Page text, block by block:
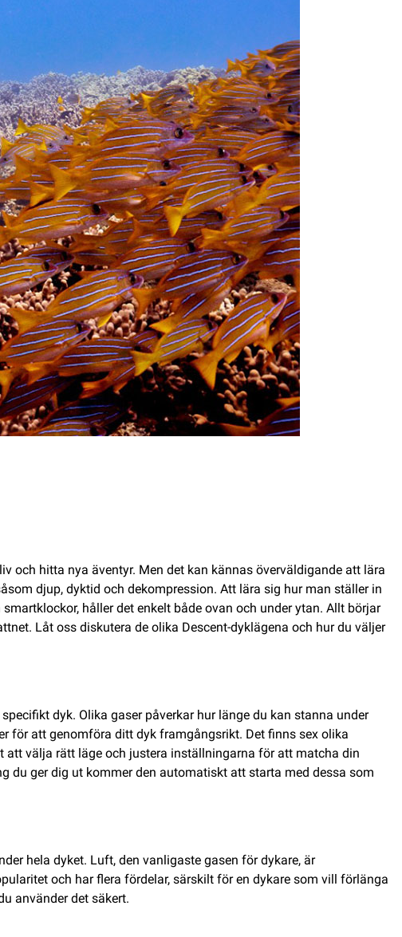
och hitta nya äventyr. Men det kan kännas överväldigande att lära
djup, dyktid och dekompression. Att lära sig hur man ställer in
håller det enkelt både ovan och under ytan. Allt börjar
Låt oss diskutera de olika Descent-dyklägena och hur du väljer
dyk. Olika gaser påverkar hur länge du kan stanna under
för att genomföra ditt dyk framgångsrikt. Det finns sex olika
välja rätt läge och justera inställningarna för att matcha din
du ger dig ut kommer den automatiskt att starta med dessa som
hela dyket. Luft, den vanligaste gasen för dykare, är
och har flera fördelar, särskilt för en dykare som vill förlänga
använder det säkert.